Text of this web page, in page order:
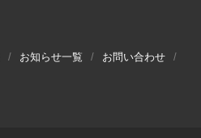
お知らせ一覧
お問い合わせ